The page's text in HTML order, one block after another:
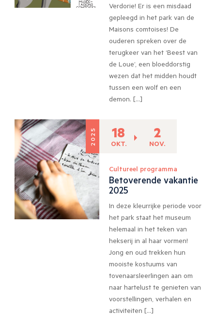
Verdorie! Er is een misdaad
gepleegd in het park van de
Maisons comtoises! De
ouderen spreken over de
terugkeer van het ‘Beest van
de Loue’, een bloeddorstig
wezen dat het midden houdt
tussen een wolf en een
demon. […]
2025 18
OKT.
2
NOV.
Cultureel programma
Betoverende vakantie
2025
In deze kleurrijke periode voor
het park staat het museum
helemaal in het teken van
hekserij in al haar vormen!
Jong en oud trekken hun
mooiste kostuums van
tovenaarsleerlingen aan om
naar hartelust te genieten van
voorstellingen, verhalen en
activiteiten […]